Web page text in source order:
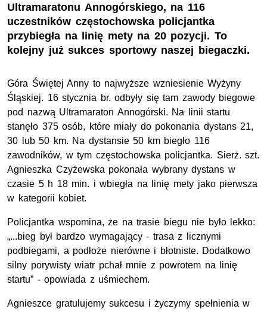
Ultramaratonu Annogórskiego, na 116
uczestników częstochowska policjantka
przybiegła na linię mety na 20 pozycji. To
kolejny już sukces sportowy naszej biegaczki.
Góra Świętej Anny to najwyższe wzniesienie Wyżyny
Śląskiej. 16 stycznia br. odbyły się tam zawody biegowe
pod nazwą Ultramaraton Annogórski. Na linii startu
stanęło 375 osób, które miały do pokonania dystans 21,
30 lub 50 km. Na dystansie 50 km biegło 116
zawodników, w tym częstochowska policjantka. Sierż. szt.
Agnieszka Czyżewska pokonała wybrany dystans w
czasie 5 h 18 min. i wbiegła na linię mety jako pierwsza
w kategorii kobiet.
Policjantka wspomina, że na trasie biegu nie było lekko:
„...bieg był bardzo wymagający - trasa z licznymi
podbiegami, a podłoże nierówne i błotniste. Dodatkowo
silny porywisty wiatr pchał mnie z powrotem na linię
startu” - opowiada z uśmiechem.
Agnieszce gratulujemy sukcesu i życzymy spełnienia w